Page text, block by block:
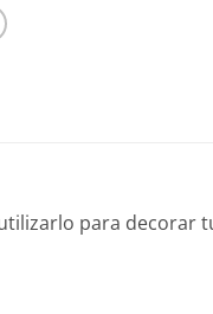
para decorar